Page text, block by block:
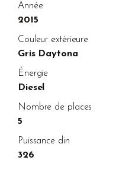
Année
2015
Couleur extérieure
Gris Daytona
Énergie
Diesel
Nombre de places
5
Puissance din
326